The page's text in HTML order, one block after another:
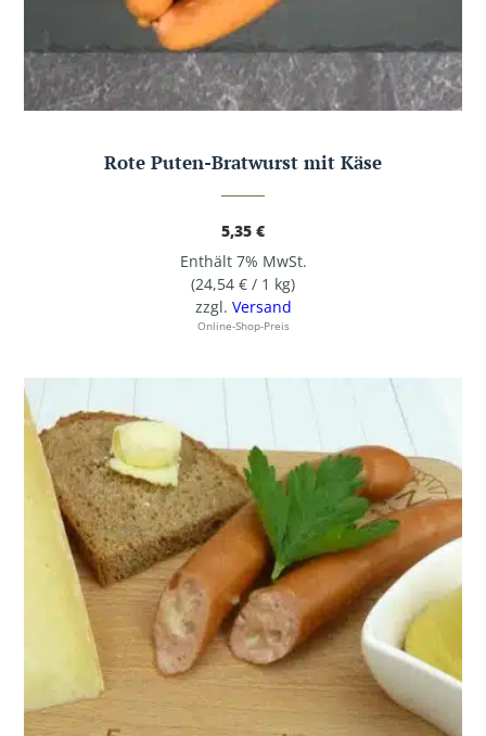
Rote Puten-Bratwurst mit Käse
5,35 €
Enthält 7% MwSt.
(24,54 € / 1 kg)
zzgl. Versand
Online-Shop-Preis